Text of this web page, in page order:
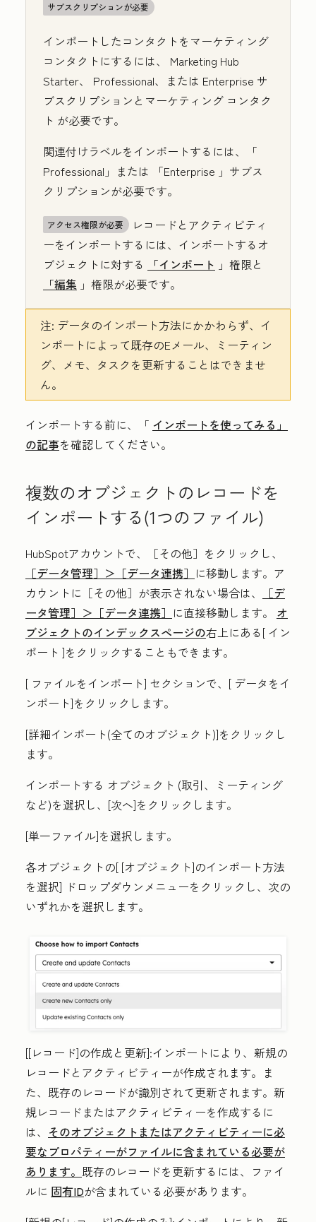
サブスクリプションが必要
インポートしたコンタクトをマーケティング
コンタクトにするには、 Marketing Hub
Starter、 Professional、または Enterprise サ
ブスクリプションとマーケティング コンタク
ト が必要です。
関連付けラベルをインポートするには、「
Professional 」または 「Enterprise 」サブス
クリプションが必要です。
アクセス権限が必要
レコードとアクティビティ
ーをインポートするには、インポートするオ
ブジェクトに対する
「インポート 」権限と
「編集 」権限が必要です。
注: データのインポート方法にかかわらず、イ
ンポートによって既存のEメール、ミーティン
グ、メモ、タスクを更新することはできませ
ん。
インポートする前に、「 インポートを使ってみる」
の記事を確認してください。
複数のオブジェクトのレコードを
インポートする(1つのファイル)
HubSpotアカウントで、
［その他］をクリックし、
［データ管理］＞ ［データ連携］ に移動します。ア
カウントに ［その他］が表示されない場合は、
［デ
ータ管理］＞ ［データ連携］ に直接移動します。 オ
ブジェクトのインデックスページの右上にある[ イン
ポート ]をクリックすることもできます。
[ ファイルをインポート] セクションで、[ データをイ
ンポート]をクリックします。
[詳細インポート(全てのオブジェクト)]をクリックし
ます。
インポートする オブジェクト (取引、ミーティング
など)を選択し、[次へ]をクリックします。
[単一ファイル]を選択します。
各オブジェクトの[ [オブジェクト]のインポート方法
を選択] ドロップダウンメニューをクリックし、次の
いずれかを選択します。
[[レコード]の作成と更新]:インポートにより、新規の
レコードとアクティビティーが作成されます。ま
た、既存のレコードが識別されて更新されます。新
規レコードまたはアクティビティーを作成するに
は、 そのオブジェクトまたはアクティビティーに必
要なプロパティーがファイルに含まれている必要が
あります。 既存のレコードを更新するには、ファイ
ルに 固有IDが含まれている必要があります。